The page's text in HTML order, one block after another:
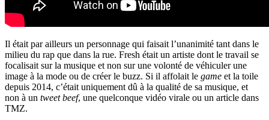
Il était par ailleurs un personnage qui faisait l’unanimité tant dans le
milieu du rap que dans la rue. Fresh était un artiste dont le travail se
focalisait sur la musique et non sur une volonté de véhiculer une
image à la mode ou de créer le buzz. Si il affolait le game et la toile
depuis 2014, c’était uniquement dû à la qualité de sa musique, et
non à un tweet beef, une quelconque vidéo virale ou un article dans
TMZ.